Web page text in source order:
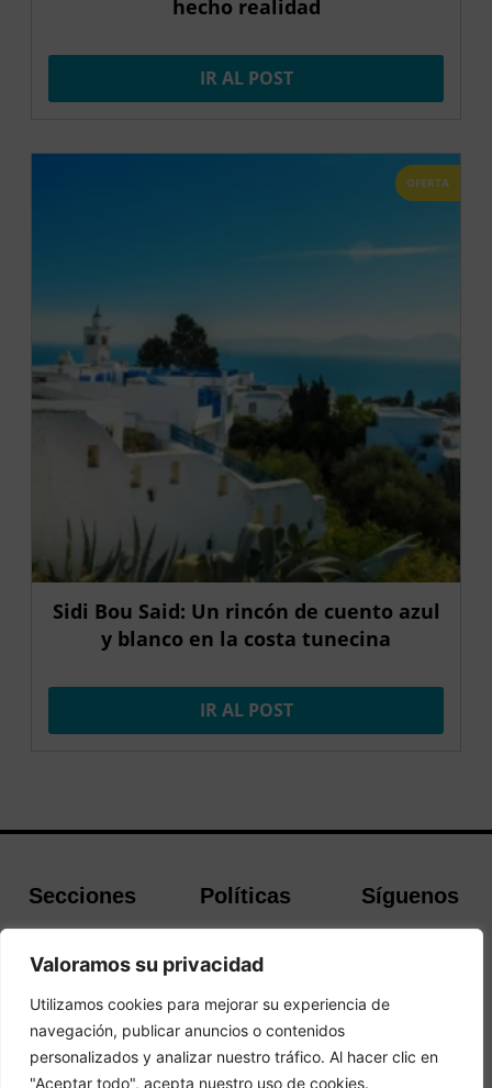
Valoramos su privacidad
Utilizamos cookies para mejorar su experiencia de
navegación, publicar anuncios o contenidos
personalizados y analizar nuestro tráfico. Al hacer clic en
"Aceptar todo", acepta nuestro uso de cookies.
hecho realidad
IR AL POST
OFERTA
Sidi Bou Said: Un rincón de cuento azul
y blanco en la costa tunecina
IR AL POST
Secciones
Buscador de
Guías de Viajes
Políticas
cookies
Política de
Privacidad
Síguenos